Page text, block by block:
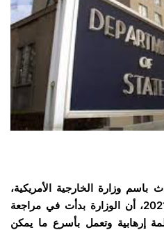
وزارة الخارجية الأمريكية،
الجمعة 22 يناير/كانون الثاني 2021، أن الوزارة بدأت في مراجعة
إرهابية وتعمل بأسرع ما يمكن